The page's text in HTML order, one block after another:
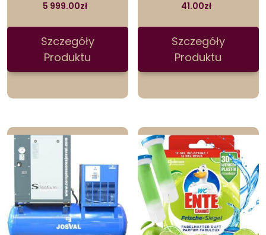
5 999.00zł
Szczegóły
Produktu
41.00zł
Szczegóły
Produktu